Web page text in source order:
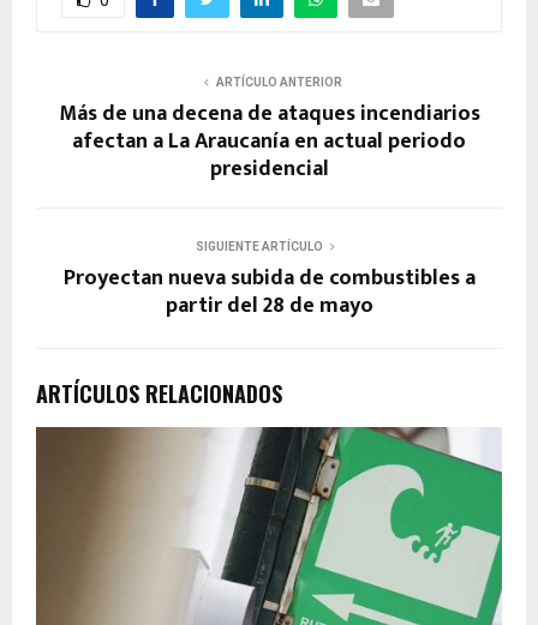
ARTÍCULO ANTERIOR
Más de una decena de ataques incendiarios
afectan a La Araucanía en actual periodo
presidencial
SIGUIENTE ARTÍCULO
Proyectan nueva subida de combustibles a
partir del 28 de mayo
ARTÍCULOS RELACIONADOS